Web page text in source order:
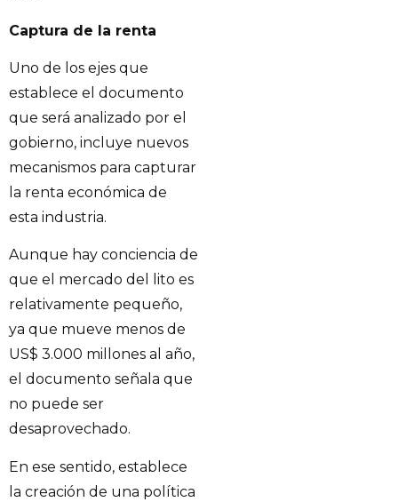
Captura de la renta
Uno de los ejes que
establece el documento
que será analizado por el
gobierno, incluye nuevos
mecanismos para capturar
la renta económica de
esta industria.
Aunque hay conciencia de
que el mercado del lito es
relativamente pequeño,
ya que mueve menos de
US$ 3.000 millones al año,
el documento señala que
no puede ser
desaprovechado.
En ese sentido, establece
la creación de una política